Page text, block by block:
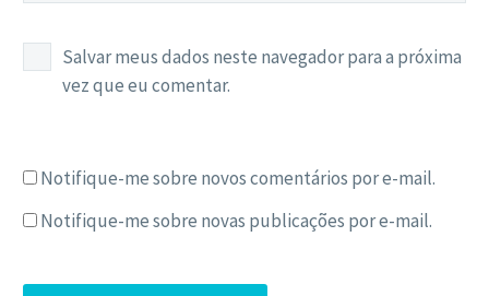
Salvar meus dados neste navegador para a próxima
vez que eu comentar.
Notifique-me sobre novos comentários por e-mail.
Notifique-me sobre novas publicações por e-mail.